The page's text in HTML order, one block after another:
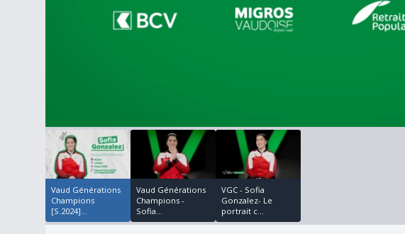
0
seconds
of
0
secondsVolume
90%
Vaud Générations
Champions
[S.2024]...
Vaud Générations
Champions -
Sofia...
VGC - Sofia
Gonzalez- Le
portrait c...